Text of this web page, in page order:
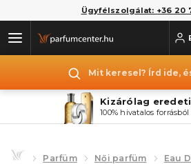
Ügyfélszolgálat: +36 20
Mit keresel? Írd ide,
Kizárólag
100% hivatalos forrásból
Parfüm Női parfüm Eau